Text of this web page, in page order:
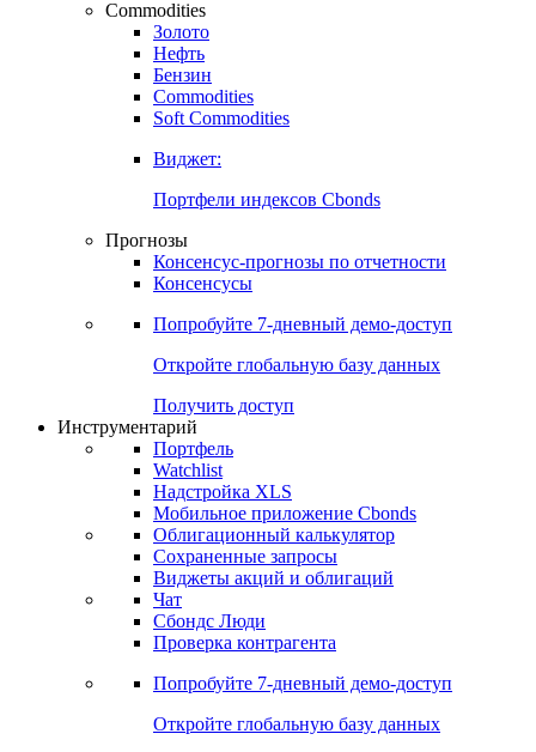
Commodities
Золото
Нефть
Бензин
Commodities
Soft Commodities
Виджет:
Портфели индексов Cbonds
Прогнозы
Консенсус-прогнозы по отчетности
Консенсусы
Попробуйте 7-дневный демо-доступ
Откройте глобальную базу данных
Получить доступ
Инструментарий
Портфель
Watchlist
Надстройка XLS
Мобильное приложение Cbonds
Облигационный калькулятор
Сохраненные запросы
Виджеты акций и облигаций
Чат
Сбондс Люди
Проверка контрагента
Попробуйте 7-дневный демо-доступ
Откройте глобальную базу данных